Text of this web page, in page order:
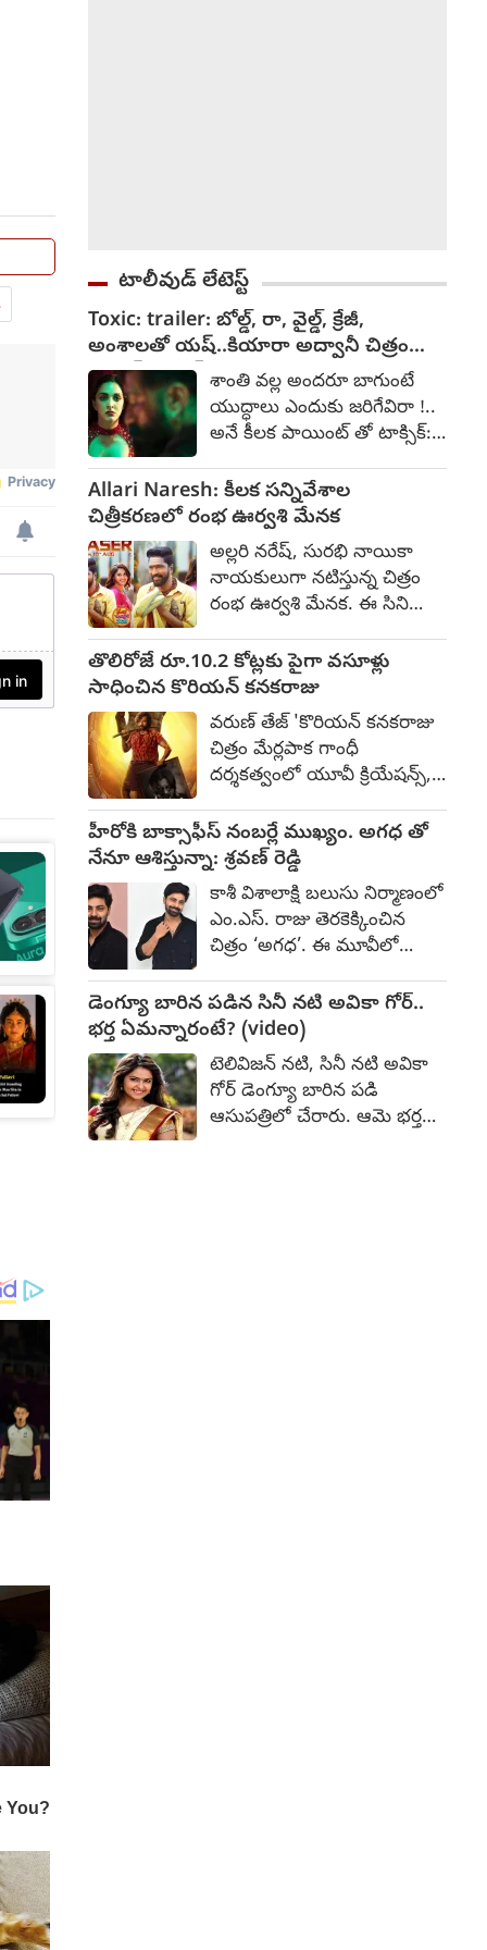
టాలీవుడ్ లేటెస్ట్
Toxic: trailer: బోల్డ్, రా, వైల్డ్, క్రేజీ,
అంశాలతో యష్..కియారా అద్వానీ చిత్రం
టాక్సిక్: ట్రైలర్ శాంతి వల్ల అందరూ బాగుంటే
యుద్ధాలు ఎందుకు జరిగేవిరా !..
అనే కీలక పాయింట్ తో టాక్సిక్:
ట్రైలర్ చెబుతోంది. యష్, నయన
తార, కియారా అద్వానీ
తదితరులు నటించిన ఈ
సినిమాలో ట్రైలర్
చెబుతున్నదేమంటే.. సిటీని
ఏలాలన్నదే తన ఆశ అని
నయనతార, అంతకుమించి
గ్యాంగ్ స్టర్ గా ఎదగాలనుకునే
యశ్, గాంబ్లింగ్, మొహానికి మేకప్
వేసుకుని కష్టాన్ని దిగమింగుకునే
కియారా, హింస వంటి వంశాలతో
ఈ ట్రైలర్ యుద్ధ వాతావరణాన్ని
బెంగళూరులో ట్రైలర్
విడుదలైంది.
Allari Naresh: కీలక సన్నివేశాల
చిత్రీకరణలో రంభ ఊర్వశి మేనక
అల్లరి నరేష్, సురభి నాయికా
నాయకులుగా నటిస్తున్న చిత్రం
రంభ ఊర్వశి మేనక. ఈ సినిమా
కీలక సన్నివేశాల చిత్రీకరణ
జరుగుతోంది. వెన్నెల కిశోర్, వీకే
నరేష్, శ్రీనివాస్ రెడ్డి, మురళీధర్
గౌడ్ లపై చిత్రీకరిస్తున్నారు. కాగా,
ఈ సినిమా టీజర్ ను ఆగస్టు 10న
విడుదల చేస్తున్నట్లు చిత్రీ టీమ్
ప్రకటించింది.
తొలిరోజే రూ.10.2 కోట్లకు పైగా వసూళ్లు
సాధించిన కొరియన్ కనకరాజు
వరుణ్ తేజ్ 'కొరియన్ కనకరాజు
చిత్రం మేర్లపాక గాంధీ
దర్శకత్వంలో యూవీ క్రియేషన్స్,
నిర్మించారు. బాక్సాఫీస్ వద్ద సత్తా
చాటుతోంది. తొలి రోజే
ప్రపంచవ్యాప్తంగా రూ.10.2
కోట్లకు పైగా గ్రాస్ సాధించింది.
ప్రీమియర్స్ కలుపుకుని వచ్చిన ఈ
వసూళ్లతో వరుణ్ తేజ్ కెరీర్‌లోనే
ఇది బిగ్గెస్ట్ ఓపెనింగ్‌గా నిలిచింది.
హీరోకి బాక్సాఫీస్ నంబర్లే ముఖ్యం. అగధ తో
నేనూ ఆశిస్తున్నా: శ్రవణ్ రెడ్డి
కాశీ విశాలాక్షి బలుసు నిర్మాణంలో
ఎం.ఎస్. రాజు తెరకెక్కించిన
చిత్రం ‘అగధ’. ఈ మూవీలో
ఉల్కా గుప్తా, జోవికా
విజయ్‌కుమార్, భాను చందర్,
షిజు, వనిత విజయ్‌కుమార్,
రోషన్ బషీర్, శ్రేయా రాణి రెడ్డి,
వివా రాఘవ, రాబర్ట్ మాస్టర్,
ఆర్నా ములేర్, కనకవ్వ ముఖ్య
డెంగ్యూ బారిన పడిన సినీ నటి అవికా గోర్..
భర్త ఏమన్నారంటే? (video)
టెలివిజన్ నటి, సినీ నటి అవికా
గోర్ డెంగ్యూ బారిన పడి
ఆసుపత్రిలో చేరారు. ఆమె భర్త